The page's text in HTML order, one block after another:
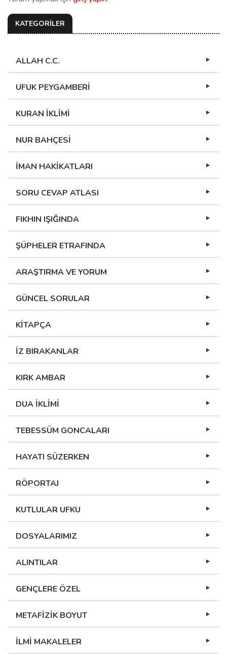
KATEGORİLER
ALLAH C.C.
UFUK PEYGAMBERİ
KURAN İKLİMİ
NUR BAHÇESİ
İMAN HAKİKATLARI
SORU CEVAP ATLASI
FIKHIN IŞIĞINDA
ŞÜPHELER ETRAFINDA
ARAŞTIRMA VE YORUM
GÜNCEL SORULAR
KİTAPÇA
İZ BIRAKANLAR
KIRK AMBAR
DUA İKLİMİ
TEBESSÜM GONCALARI
HAYATI SÜZERKEN
RÖPORTAJ
KUTLULAR UFKU
DOSYALARIMIZ
ALINTILAR
GENÇLERE ÖZEL
METAFİZİK BOYUT
İLMİ MAKALELER